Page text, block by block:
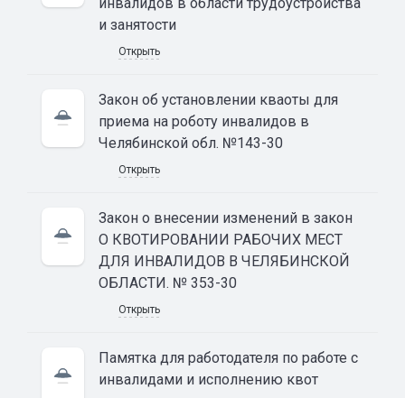
и занятости
Открыть
Закон об установлении кваоты для
приема на роботу инвалидов в
Челябинской обл. №143-30
Открыть
Закон о внесении изменений в закон
О КВОТИРОВАНИИ РАБОЧИХ МЕСТ
ДЛЯ ИНВАЛИДОВ В ЧЕЛЯБИНСКОЙ
ОБЛАСТИ. № 353-30
Открыть
Памятка для работодателя по работе с
инвалидами и исполнению квот